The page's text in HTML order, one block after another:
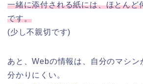
一緒に添付される紙には、ほとんど
です。
(少し不親切です)
あと、Webの情報は、自分のマシン
分かりにくい。